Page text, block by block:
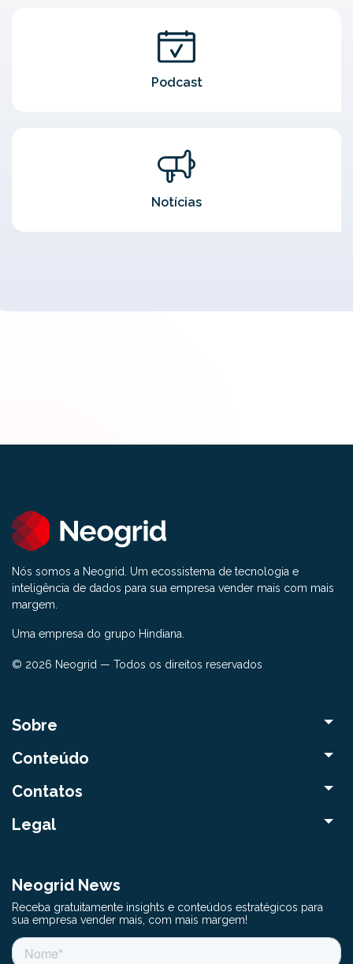
Podcast
Notícias
Nós somos a Neogrid. Um ecossistema de tecnologia e
inteligência de dados para sua empresa vender mais com mais
margem.
Uma empresa do grupo Hindiana.
© 2026 Neogrid — Todos os direitos reservados
Sobre
Conteúdo
Contatos
Legal
Neogrid News